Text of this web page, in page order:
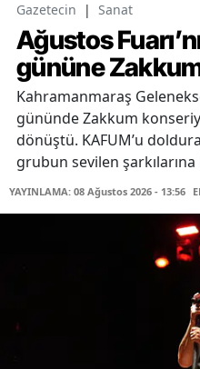
Gazetecin | Sanat
Ağustos
gününe
Kahramanmaraş
gününde Zakkum
dönüştü. KAFUM’u
grubun sevilen
YAYINLAMA: 08 Ağustos 2026 - 13:56